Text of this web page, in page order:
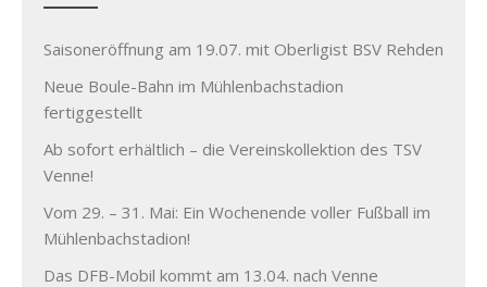
Saisoneröffnung am 19.07. mit Oberligist BSV Rehden
Neue Boule-Bahn im Mühlenbachstadion
fertiggestellt
Ab sofort erhältlich – die Vereinskollektion des TSV
Venne!
Vom 29. – 31. Mai: Ein Wochenende voller Fußball im
Mühlenbachstadion!
Das DFB-Mobil kommt am 13.04. nach Venne